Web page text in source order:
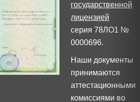
государственной
лицензией
серия 78ЛО1 №
0000696.
Наши документы
принимаются
аттестационными
комиссиями во